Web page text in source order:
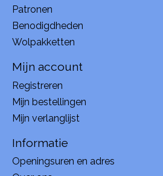
Patronen
Benodigdheden
Wolpakketten
Mijn account
Registreren
Mijn bestellingen
Mijn verlanglijst
Informatie
Openingsuren en adres